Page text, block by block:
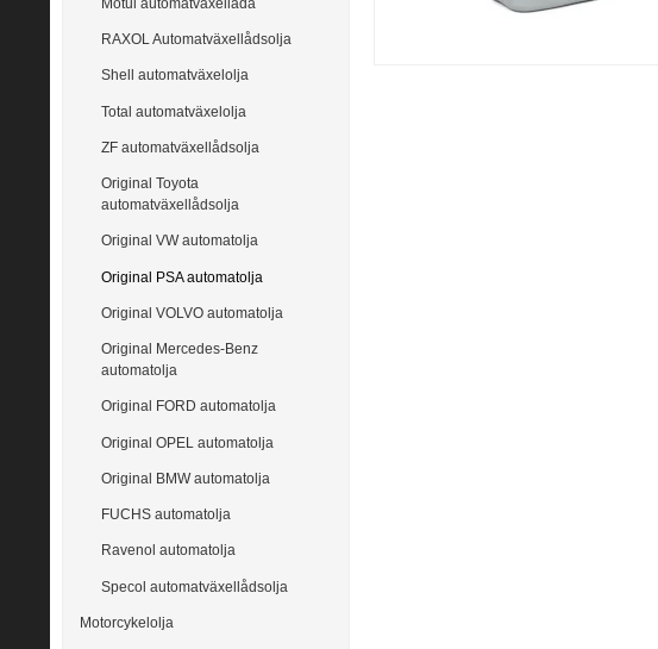
Motul automatväxellåda
RAXOL Automatväxellådsolja
Shell automatväxelolja
Total automatväxelolja
ZF automatväxellådsolja
Original Toyota
automatväxellådsolja
Original VW automatolja
Original PSA automatolja
Original VOLVO automatolja
Original Mercedes-Benz
automatolja
Original FORD automatolja
Original OPEL automatolja
Original BMW automatolja
FUCHS automatolja
Ravenol automatolja
Specol automatväxellådsolja
Motorcykelolja